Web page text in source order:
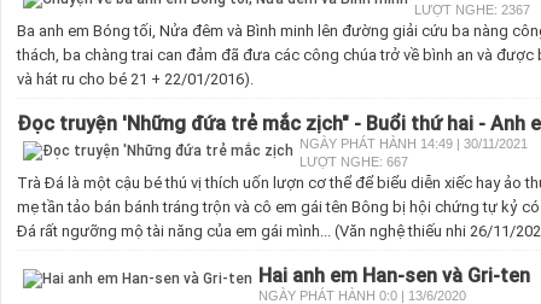
LƯỢT NGHE: 2367
Ba anh em Bóng tối, Nửa đêm và Bình minh lên đường giải cứu ba nàng
thách, ba chàng trai can đảm đã đưa các công chúa trở về bình an và
và hát ru cho bé 21 + 22/01/2016).
Đọc truyện 'Những đứa trẻ mắc zịch" - Buổi thứ hai - Anh
NGÀY PHÁT HÀNH 14:49 | 30/11/2021
LƯỢT NGHE: 667
Trà Đá là một cậu bé thú vị thích uốn lượn cơ thể để biểu diễn xiếc hay ảo
mẹ tần tảo bán bánh tráng trộn và cô em gái tên Bông bị hội chứng tự kỷ
Đá rất ngưỡng mộ tài năng của em gái mình... (Văn nghệ thiếu nhi 26/11/
Hai anh em Han-sen và Gri-ten
NGÀY PHÁT HÀNH 0:0 | 13/6/2020